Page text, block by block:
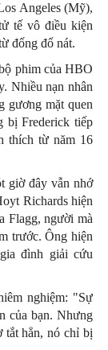
Angeles (Mỹ),
tế vô điều kiện
đống đổ nát.
phim của HBO
Nhiều nạn nhân
gương mặt quen
bị Frederick tiếp
thích từ năm 16
giờ đây vẫn nhớ
Richards hiện
Flagg, người mà
trước. Ông hiện
đình giải cứu
nghiệm: "Sự
của bạn. Nhưng
tắt hẳn, nó chỉ bị